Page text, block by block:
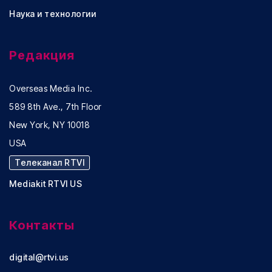
Наука и технологии
Редакция
Overseas Media Inc.
589 8th Ave., 7th Floor
New York, NY 10018
USA
Телеканал RTVI
Mediakit RTVI US
Контакты
digital@rtvi.us